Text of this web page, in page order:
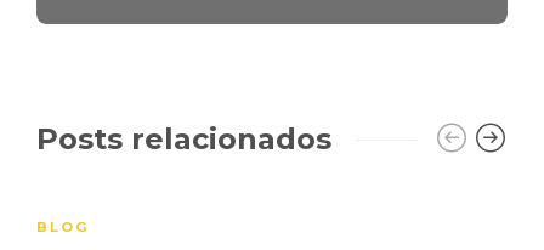
Posts relacionados
BLOG